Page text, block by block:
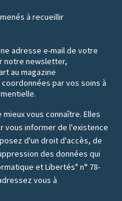
à recueillir
adresse e-mail de votre
notre newsletter,
au magazine
par vos soins à
vous connaître. Elles
vous informer de l'existence
d'un droit d'accès, de
des données qui
et Libertés" n° 78-
vous à